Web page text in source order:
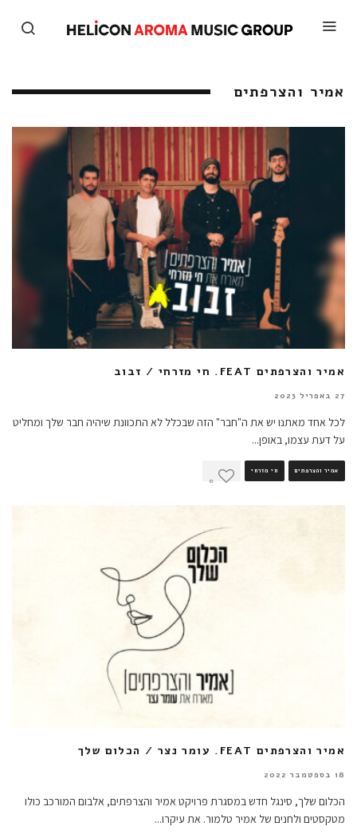
אמיר והצרפתים
אמיר והצרפתים FEAT. חי מזרחי / זבוב
27 באפריל 2023
לכל אחד מאתנו יש את ה"חבר" הזה שבכלל לא התכוונת שיהיה חבר שלך ומחליט
על דעת עצמו, באופן...
אמיר והצרפתים חי מזרחי
0
אמיר והצרפתים FEAT. עומר נצר / הכלום שלך
18 בספטמבר 2022
הכלום שלך, סינגל חדש במסגרת פרויקט אמיר והצרפתים, אלבום המורכב כולו
מטקסטים ולחנים של אמיר טלמור. את עיקרו...